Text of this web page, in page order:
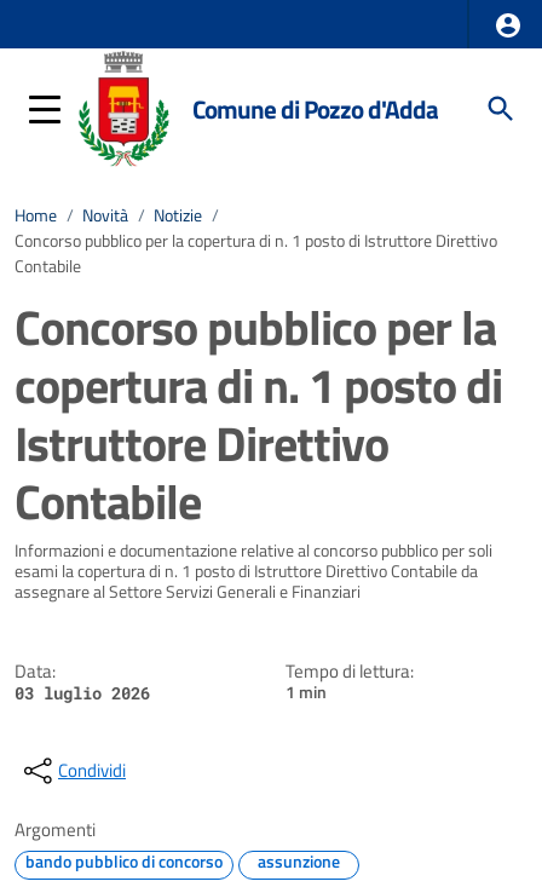
Comune di Pozzo d'Adda
Home / Novità / Notizie /
Concorso pubblico per la copertura di n. 1 posto di Istruttore Direttivo
Contabile
Concorso pubblico per la
copertura di n. 1 posto di
Istruttore Direttivo
Contabile
Dettagli della notizia
Informazioni e documentazione relative al concorso pubblico per soli
esami la copertura di n. 1 posto di Istruttore Direttivo Contabile da
assegnare al Settore Servizi Generali e Finanziari
Data:
03 luglio 2026
Tempo di lettura:
1 min
Condividi
Argomenti
bando pubblico di concorso assunzione